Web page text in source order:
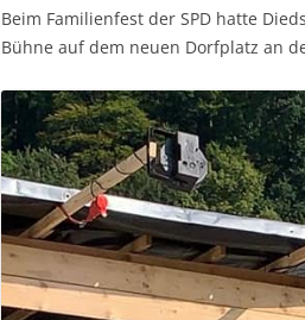
LAVADRACHEN
„KIKERIFUSCH“
DAS AMULETT DES KÖNIGS
DAS GOLDENE HORN UND DIE
WÄCHTER DES WALDES
VON FEUERATEM BIS
Beim Familienfest der SPD hatte
Bühne auf dem neuen Dorfplatz an